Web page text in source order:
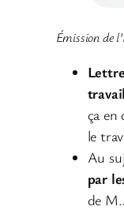
Émission de
travail
ça
le
Au
par
de